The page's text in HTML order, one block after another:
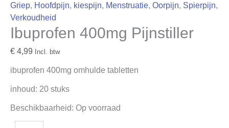
Griep, Hoofdpijn, kiespijn, Menstruatie, Oorpijn, Spierpijn,
Verkoudheid
Ibuprofen 400mg Pijnstiller
€ 4,99 Incl. btw
ibuprofen 400mg omhulde tabletten
inhoud: 20 stuks
Beschikbaarheid: Op voorraad